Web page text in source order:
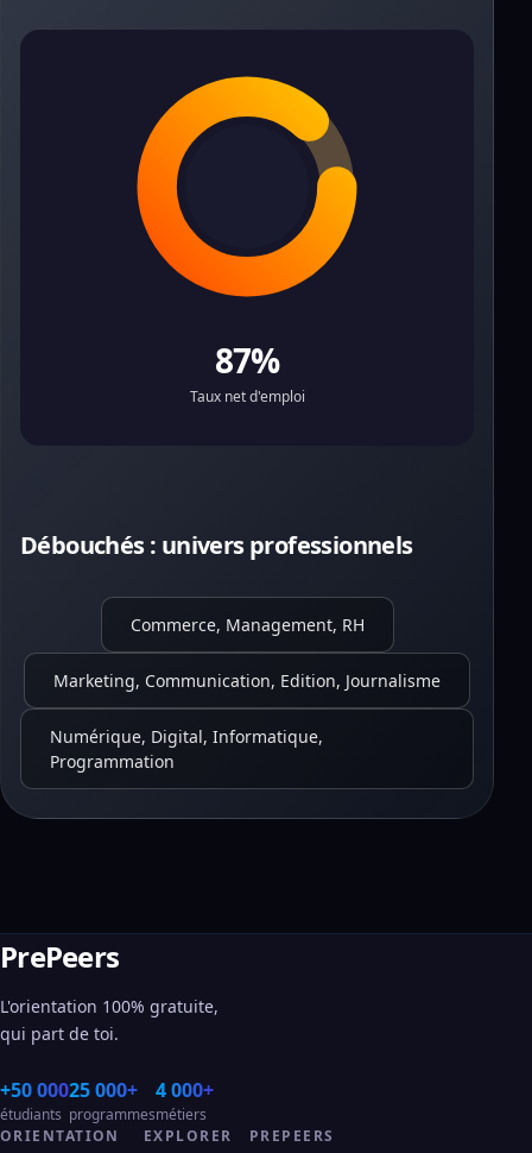
87%
Taux net d'emploi
Débouchés : univers professionnels
Commerce, Management, RH
Marketing, Communication, Edition, Journalisme
Numérique, Digital, Informatique,
Programmation
PrePeers
L'orientation 100% gratuite,
qui part de toi.
+50 000
étudiants
25 000+
programmes
4 000+
métiers
ORIENTATION
EXPLORER PREPEERS